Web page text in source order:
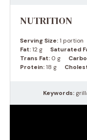
NUTRITION
Serving Size:1 portion
Fat:12 g Saturated
Trans Fat: 0 g
Protein:18 g
Keywords: